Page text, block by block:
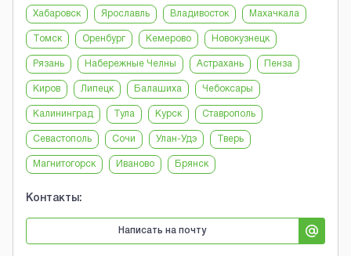
Хабаровск Ярославль Владивосток Махачкала
Томск Оренбург Кемерово Новокузнецк
Рязань Набережные Челны Астрахань Пенза
Киров Липецк Балашиха Чебоксары
Калининград Тула Курск Ставрополь
Севастополь Сочи Улан-Удэ Тверь
Магнитогорск Иваново Брянск
Контакты:
Написать на почту